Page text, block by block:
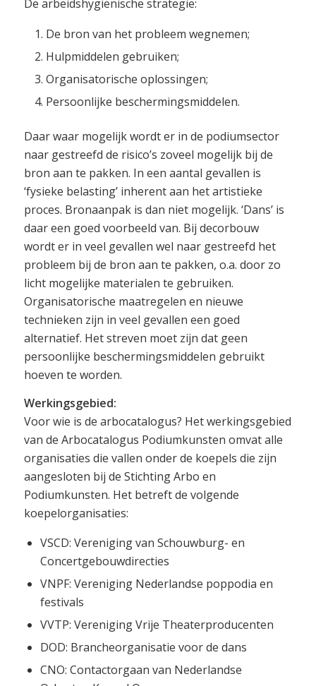
De arbeidshygiënische strategie:
De bron van het probleem wegnemen;
Hulpmiddelen gebruiken;
Organisatorische oplossingen;
Persoonlijke beschermingsmiddelen.
Daar waar mogelijk wordt er in de podiumsector
naar gestreefd de risico’s zoveel mogelijk bij de
bron aan te pakken. In een aantal gevallen is
‘fysieke belasting’ inherent aan het artistieke
proces. Bronaanpak is dan niet mogelijk. ‘Dans’ is
daar een goed voorbeeld van. Bij decorbouw
wordt er in veel gevallen wel naar gestreefd het
probleem bij de bron aan te pakken, o.a. door zo
licht mogelijke materialen te gebruiken.
Organisatorische maatregelen en nieuwe
technieken zijn in veel gevallen een goed
alternatief. Het streven moet zijn dat geen
persoonlijke beschermingsmiddelen gebruikt
hoeven te worden.
Werkingsgebied:
Voor wie is de arbocatalogus? Het werkingsgebied
van de Arbocatalogus Podiumkunsten omvat alle
organisaties die vallen onder de koepels die zijn
aangesloten bij de Stichting Arbo en
Podiumkunsten. Het betreft de volgende
koepelorganisaties:
VSCD: Vereniging van Schouwburg- en
Concertgebouwdirecties
VNPF: Vereniging Nederlandse poppodia en
festivals
VVTP: Vereniging Vrije Theaterproducenten
DOD: Brancheorganisatie voor de dans
CNO: Contactorgaan van Nederlandse